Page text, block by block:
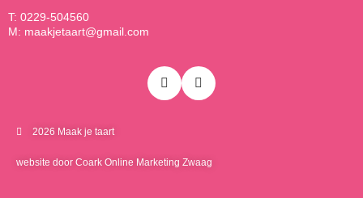
T: 0229-504560
M: maakjetaart@gmail.com
2026 Maak je taart
website door Coark Online Marketing Zwaag